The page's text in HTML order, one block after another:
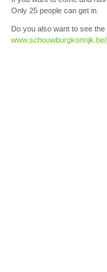
Only 25 people can get in.
Do you also want to see